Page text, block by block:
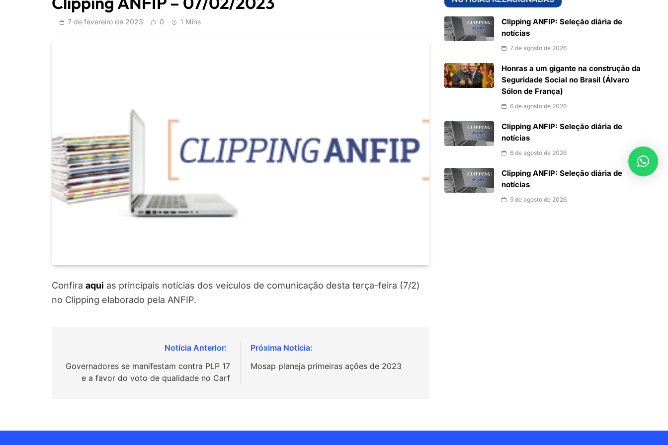
7 de fevereiro de 2023 0 1 Mins
Confira aqui as principais notícias dos veículos de comunicação desta terça-feira (7/2)
no Clipping elaborado pela ANFIP.
de
Post
Governadores se manifestam contra PLP 17
e a favor do voto de qualidade no Carf
Mosap planeja primeiras ações de 2023
Clipping ANFIP: Seleção diária de
notícias
7 de agosto de 2026
Honras a um gigante na construção da
Seguridade Social no Brasil (Álvaro
Sólon de França)
6 de agosto de 2026
Clipping ANFIP: Seleção diária de
notícias
6 de agosto de 2026
Clipping ANFIP: Seleção diária de
notícias
5 de agosto de 2026